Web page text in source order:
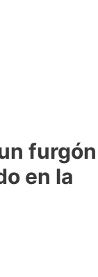
furgón
en la